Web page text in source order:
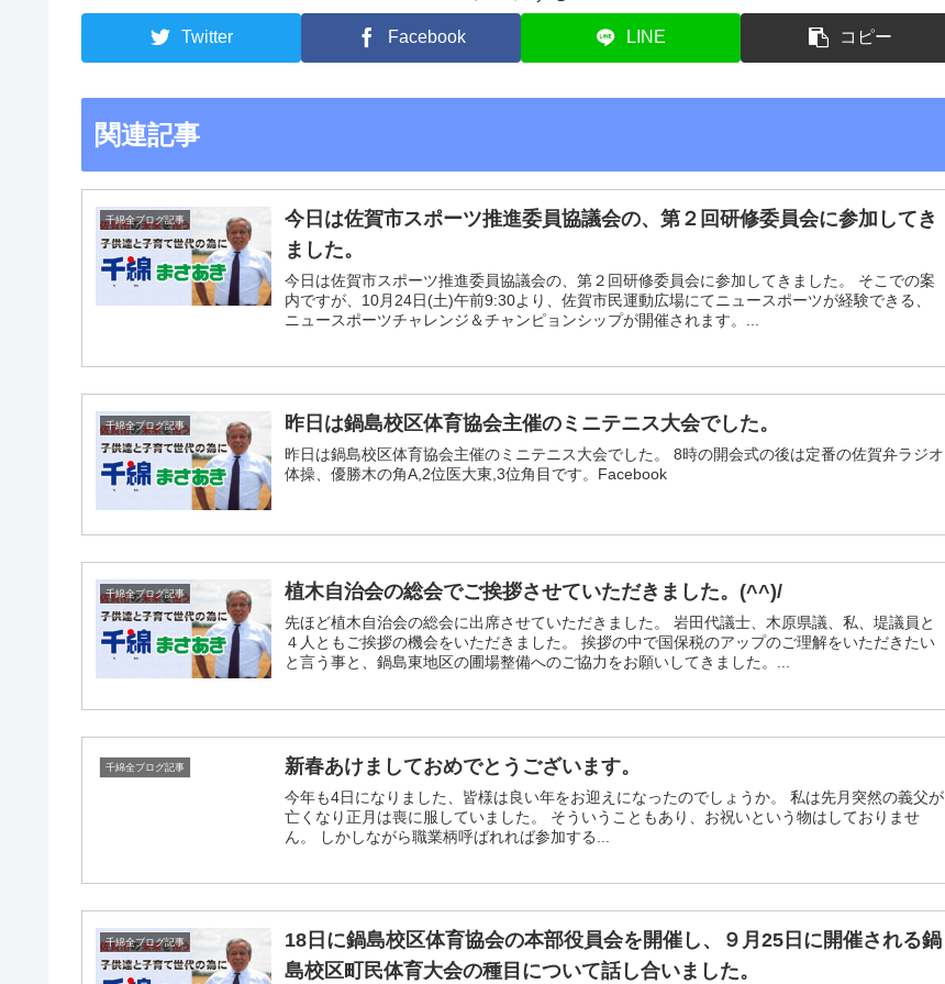
Twitter Facebook LINE コピー
関連記事
千綿全ブログ記事
今日は佐賀市スポーツ推進委員協議会の、第２回研修委員会に参加してき
ました。
今日は佐賀市スポーツ推進委員協議会の、第２回研修委員会に参加してきました。 そこでの案
内ですが、10月24日(土)午前9:30より、佐賀市民運動広場にてニュースポーツが経験できる、
ニュースポーツチャレンジ＆チャンピョンシップが開催されます。...
千綿全ブログ記事 昨日は鍋島校区体育協会主催のミニテニス大会でした。
昨日は鍋島校区体育協会主催のミニテニス大会でした。 8時の開会式の後は定番の佐賀弁ラジオ
体操、優勝木の角A,2位医大東,3位角目です。Facebook
千綿全ブログ記事 植木自治会の総会でご挨拶させていただきました。(^^)/
先ほど植木自治会の総会に出席させていただきました。 岩田代議士、木原県議、私、堤議員と
４人ともご挨拶の機会をいただきました。 挨拶の中で国保税のアップのご理解をいただきたい
と言う事と、鍋島東地区の圃場整備へのご協力をお願いしてきました。...
千綿全ブログ記事 新春あけましておめでとうございます。
今年も4日になりました、皆様は良い年をお迎えになったのでしょうか。 私は先月突然の義父が
亡くなり正月は喪に服していました。 そういうこともあり、お祝いという物はしておりませ
ん。 しかしながら職業柄呼ばれれば参加する...
千綿全ブログ記事
18日に鍋島校区体育協会の本部役員会を開催し、９月25日に開催される鍋
島校区町民体育大会の種目について話し合いました。